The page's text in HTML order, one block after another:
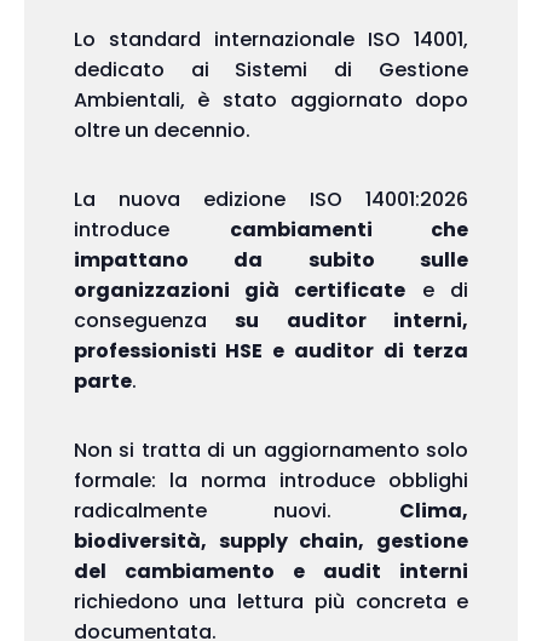
Lo standard internazionale ISO 14001,
dedicato ai Sistemi di Gestione
Ambientali, è stato aggiornato dopo
oltre un decennio.
La nuova edizione ISO 14001:2026
introduce cambiamenti che
impattano da subito sulle
organizzazioni già certificate e di
conseguenzasu auditor interni,
professionisti HSE e auditor di terza
parte.
Non si tratta di un aggiornamento solo
formale: la norma introduce obblighi
radicalmente nuovi. Clima,
biodiversità, supply chain, gestione
del cambiamento e audit interni
richiedono una lettura più concreta e
documentata.